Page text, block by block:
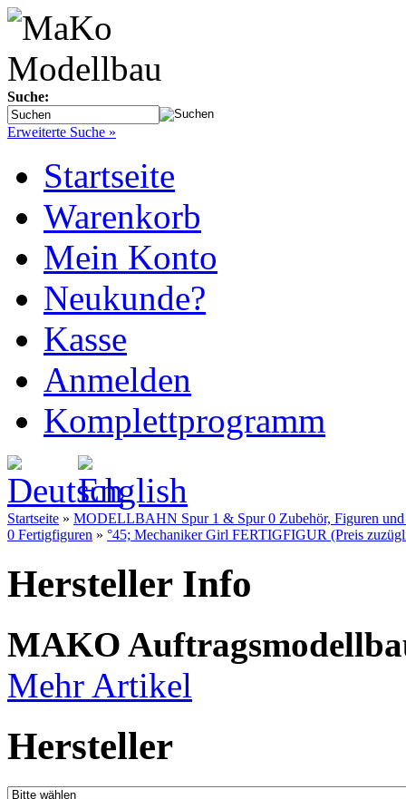
Suche:
Erweiterte Suche »
Startseite
Warenkorb
Mein Konto
Neukunde?
Kasse
Anmelden
Komplettprogramm
Startseite » MODELLBAHN Spur 1 & Spur 0 Zubehör, Figuren und
0 Fertigfiguren » °45; Mechaniker Girl FERTIGFIGUR (Preis
Hersteller Info
MAKO
Mehr Artikel
Hersteller